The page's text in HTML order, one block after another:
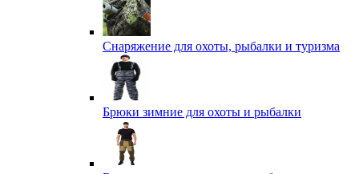
Снаряжение для охоты, рыбалки и туризма
Брюки зимние для охоты и рыбалки